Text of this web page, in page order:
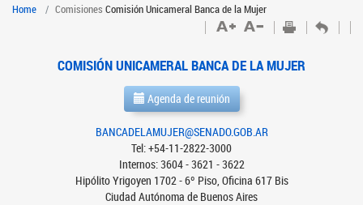
Home Comisiones Comisión Unicameral Banca de la Mujer
COMISIÓN UNICAMERAL BANCA DE LA MUJER
Agenda de reunión
BANCADELAMUJER@SENADO.GOB.AR
Tel: +54-11-2822-3000
Internos: 3604 - 3621 - 3622
Hipólito Yrigoyen 1702 - 6º Piso, Oficina 617 Bis
Ciudad Autónoma de Buenos Aires